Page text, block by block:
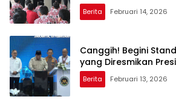
Berita Februari 14, 2026
Canggih! Begini
yang Diresmikan
Berita Februari 13, 2026